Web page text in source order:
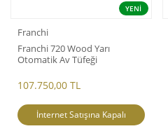
YENİ
Franchi
Franchi 720 Wood Yarı
Otomatik Av Tüfeği
107.750,00 TL
İnternet Satışına Kapalı